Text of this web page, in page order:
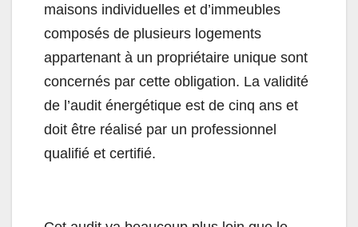
maisons individuelles et d’immeubles
composés de plusieurs logements
appartenant à un propriétaire unique sont
concernés par cette obligation. La validité
de l’audit énergétique est de cinq ans et
doit être réalisé par un professionnel
qualifié et certifié.